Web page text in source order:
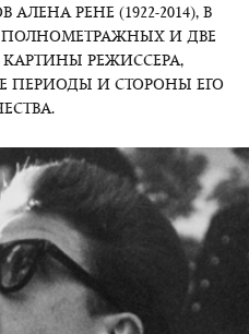
РЕНЕ (1922-2014), В
И ДВЕ
РЕЖИССЕРА,
ПЕРИОДЫ И СТОРОНЫ ЕГО